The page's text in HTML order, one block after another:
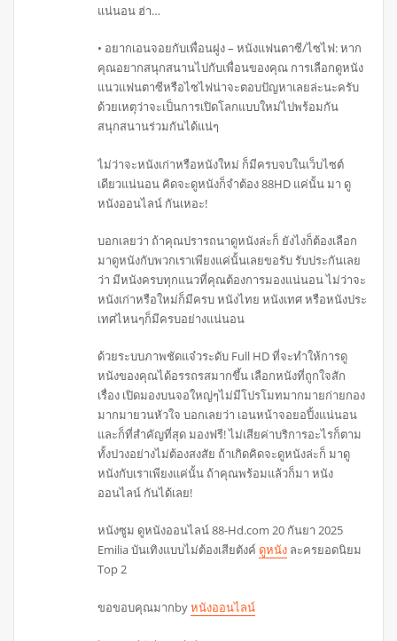
แน่นอน ฮ่า…
• อยากเอนจอยกับเพื่อนฝูง – หนังแฟนตาซี/ไซไฟ: หาก
คุณอยากสนุกสนานไปกับเพื่อนของคุณ การเลือกดูหนัง
แนวแฟนตาซีหรือไซไฟน่าจะตอบปัญหาเลยล่ะนะครับ
ด้วยเหตุว่าจะเป็นการเปิดโลกแบบใหม่ไปพร้อมกัน
สนุกสนานร่วมกันได้แน่ๆ
ไม่ว่าจะหนังเก่าหรือหนังใหม่ ก็มีครบจบในเว็บไซต์
เดียวแน่นอน คิดจะดูหนังก็จำต้อง 88HD แค่นั้น มา ดู
หนังออนไลน์ กันเหอะ!
บอกเลยว่า ถ้าคุณปรารถนาดูหนังล่ะก็ ยังไงก็ต้องเลือก
มาดูหนังกับพวกเราเพียงแค่นั้นเลยขอรับ รับประกันเลย
ว่า มีหนังครบทุกแนวที่คุณต้องการมองแน่นอน ไม่ว่าจะ
หนังเก่าหรือใหม่ก็มีครบ หนังไทย หนังเทศ หรือหนังประ
เทศไหนๆก็มีครบอย่างแน่นอน
ด้วยระบบภาพชัดแจ๋วระดับ Full HD ที่จะทำให้การดู
หนังของคุณได้อรรถรสมากขึ้น เลือกหนังที่ถูกใจสัก
เรื่อง เปิดมองบนจอใหญ่ๆไม่มีโปรโมทมากมายก่ายกอง
มากมายวนหัวใจ บอกเลยว่า เอนหน้าจอยอปิ้งแน่นอน
และก็ที่สำคัญที่สุด มองฟรี! ไม่เสียค่าบริการอะไรก็ตาม
ทั้งปวงอย่างไม่ต้องสงสัย ถ้าเกิดคิดจะดูหนังล่ะก็ มาดู
หนังกับเราเพียงแค่นั้น ถ้าคุณพร้อมแล้วก็มา หนัง
ออนไลน์ กันได้เลย!
หนังซูม ดูหนังออนไลน์ 88-Hd.com 20 กันยา 2025
Emilia บันเทิงแบบไม่ต้องเสียตังค์ ดูหนัง ละครยอดนิยม
Top 2
ขอขอบคุณมากbyหนังออนไลน์